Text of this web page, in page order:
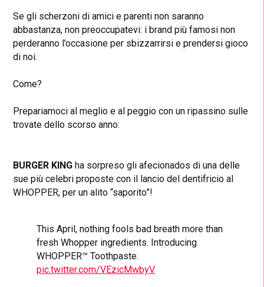
Se gli scherzoni di amici e parenti non saranno
abbastanza, non preoccupatevi: i brand più famosi non
perderanno l’occasione per sbizzarrirsi e prendersi gioco
di noi.
Come?
Prepariamoci al meglio e al peggio con un ripassino sulle
trovate dello scorso anno:
BURGER KING ha sorpreso gli afecionados di una delle
sue più celebri proposte con il lancio del dentifricio al
WHOPPER, per un alito “saporito”!
This April, nothing fools bad breath more than
fresh Whopper ingredients. Introducing
WHOPPER™ Toothpaste.
pic.twitter.com/VEzicMwbyV